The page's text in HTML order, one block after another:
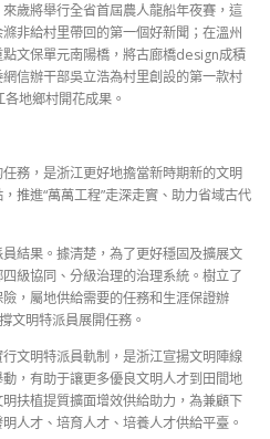
歲將舉行全省首屆農人龍船年夜賽，這
非給村里帶回的第一個好新聞；在溫州
文保單元南陽橋，將古廊橋design成積
信辦干部吳立浩為村里創設的第一款村
地鄉村開花成果。
務，是浙江更好地擔當新時期新的文明
推進“萬萬工程”走深走實、助力省域古代
結果。據清楚，為了更好穩固及擴展文
級協同、分級治理的治理系統。樹立了
，屬地供給需要的任務和生涯保證辦
文明特派員展開任務。
文明特派員軌制，是浙江宣揚文明陣線
，有助于讓更多優良文明人才到田間地
扶植提質擴面增效供給助力，為兼顧下
人才、培育人才、培養人才供給平臺。